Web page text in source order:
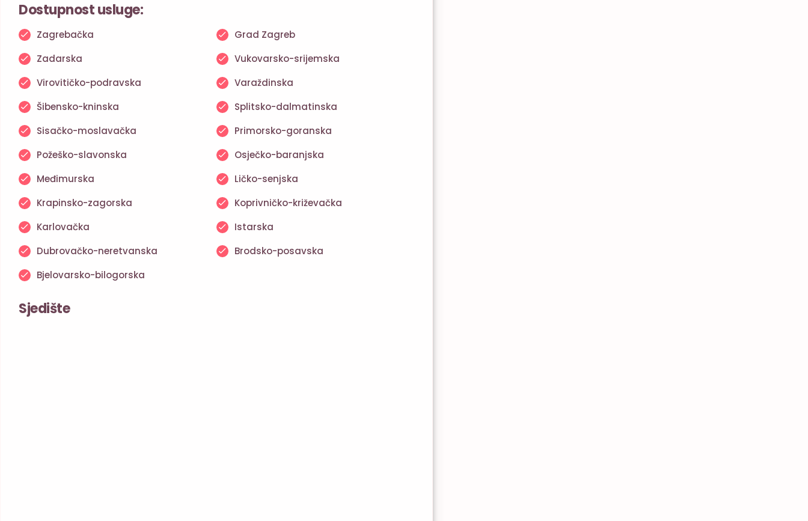
Dostupnost usluge:
Zagrebačka
Grad Zagreb
Zadarska
Vukovarsko-srijemska
Virovitičko-podravska
Varaždinska
Šibensko-kninska
Splitsko-dalmatinska
Sisačko-moslavačka
Primorsko-goranska
Požeško-slavonska
Osječko-baranjska
Međimurska
Ličko-senjska
Krapinsko-zagorska
Koprivničko-križevačka
Karlovačka
Istarska
Dubrovačko-neretvanska
Brodsko-posavska
Bjelovarsko-bilogorska
Sjedište